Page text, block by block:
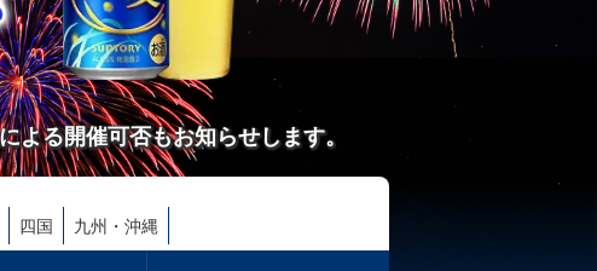
よる開催可否もお知らせします。
四国 九州・沖縄